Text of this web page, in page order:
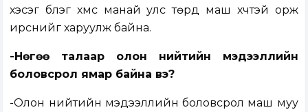
хэсэг бүлэг хүмүүс манай улс төрд маш хүчтэй орж
ирснийг харуулж байна.
-Нөгөө талаар олон нийтийн мэдээллийн
боловсрол ямар байна вэ?
-Олон нийтийн мэдээллийн боловсрол маш муу